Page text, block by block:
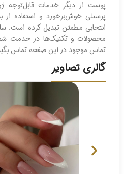
پوست از دیگر خدمات قابل‌توجه
پرسنلی خوش‌برخورد و استفاده از
انتخابی مطمئن تبدیل کرده است.
محصولات و تکنیک‌ها در خدمت
تماس موجود در این صفحه تماس
گالری تصاویر